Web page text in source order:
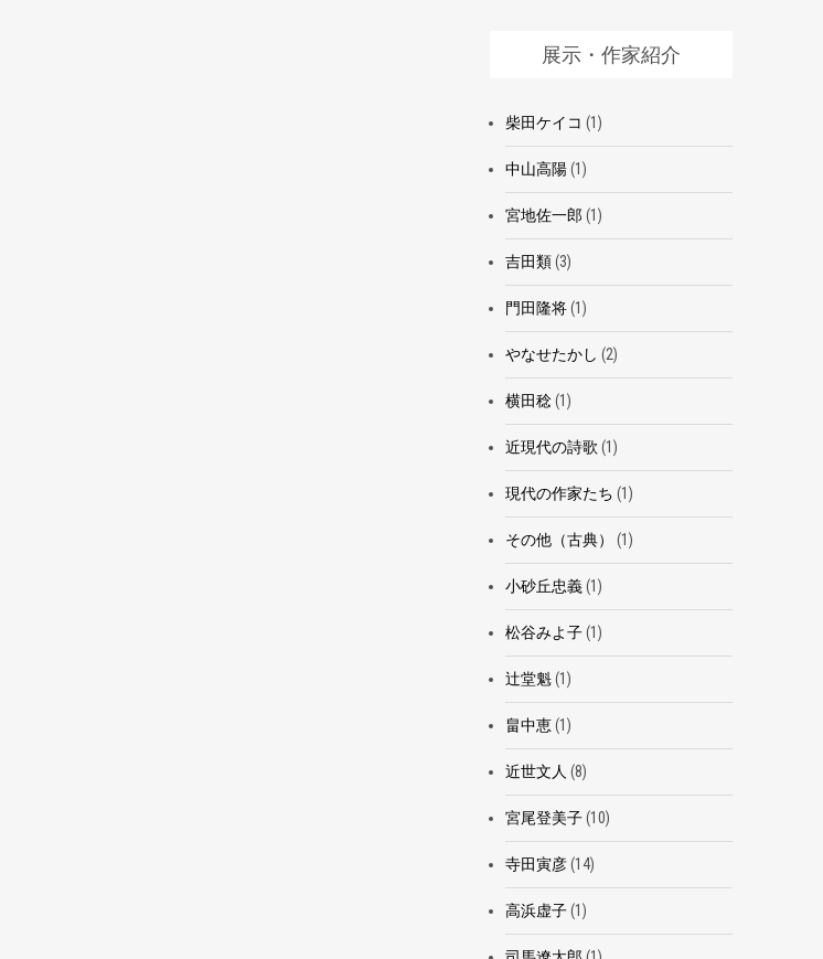
展示・作家紹介
柴田ケイコ (1)
中山高陽(1)
宮地佐一郎 (1)
吉田類(3)
門田隆将(1)
やなせたかし (2)
横田稔(1)
近現代の詩歌 (1)
現代の作家たち (1)
その他（古典） (1)
小砂丘忠義(1)
松谷みよ子(1)
辻堂魁(1)
畠中恵(1)
近世文人 (8)
宮尾登美子(10)
寺田寅彦(14)
高浜虚子(1)